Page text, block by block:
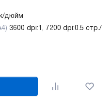
дюйм
3600 dpi:1, 7200 dpi:0.5 стр./